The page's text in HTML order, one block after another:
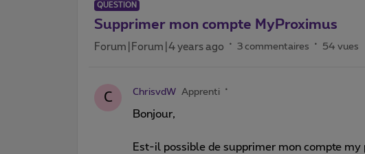
QUESTION
Supprimer mon compte MyProximus
Forum|Forum|4 years ago 3 commentaires 54 vues
C ChrisvdW Apprenti
Bonjour,
Est-il possible de supprimer mon compte